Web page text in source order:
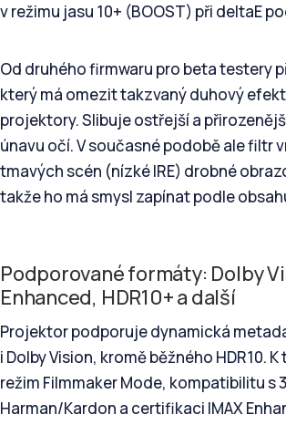
v režimu jasu 10+ (BOOST) při deltaE
Od druhého firmwaru pro beta testery
který má omezit takzvaný duhový
projektory. Slibuje ostřejší a
únavu očí. V současné podobě ale filtr
tmavých scén (nízké IRE) drobné
takže ho má smysl zapínat podle
Podporované formáty: Dolby
Enhanced, HDR10+ a další
Projektor podporuje dynamická
i Dolby Vision, kromě běžného HDR10.
režim Filmmaker Mode, kompatibilitu s
Harman/Kardon a certifikaci IMAX